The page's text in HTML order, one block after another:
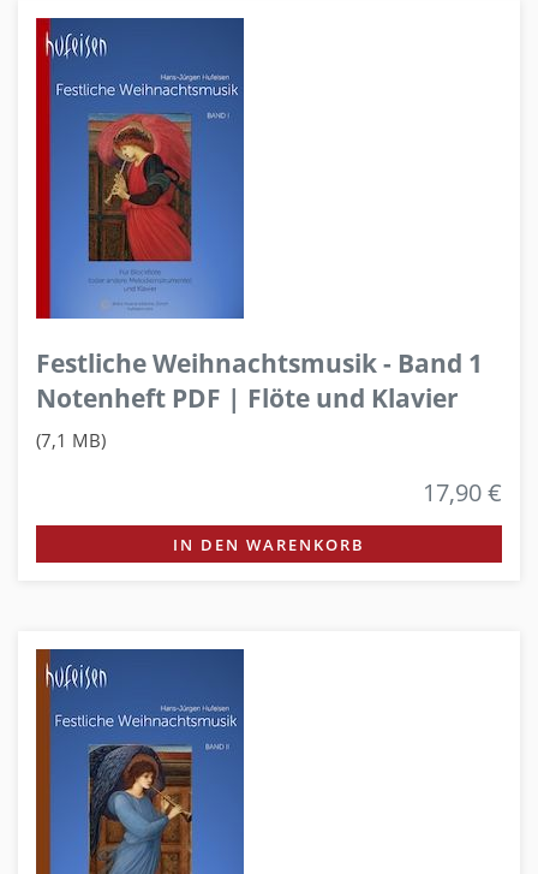
Festliche Weihnachtsmusik - Band 1
Notenheft PDF | Flöte und Klavier
(7,1 MB)
17,90 €
IN DEN WARENKORB